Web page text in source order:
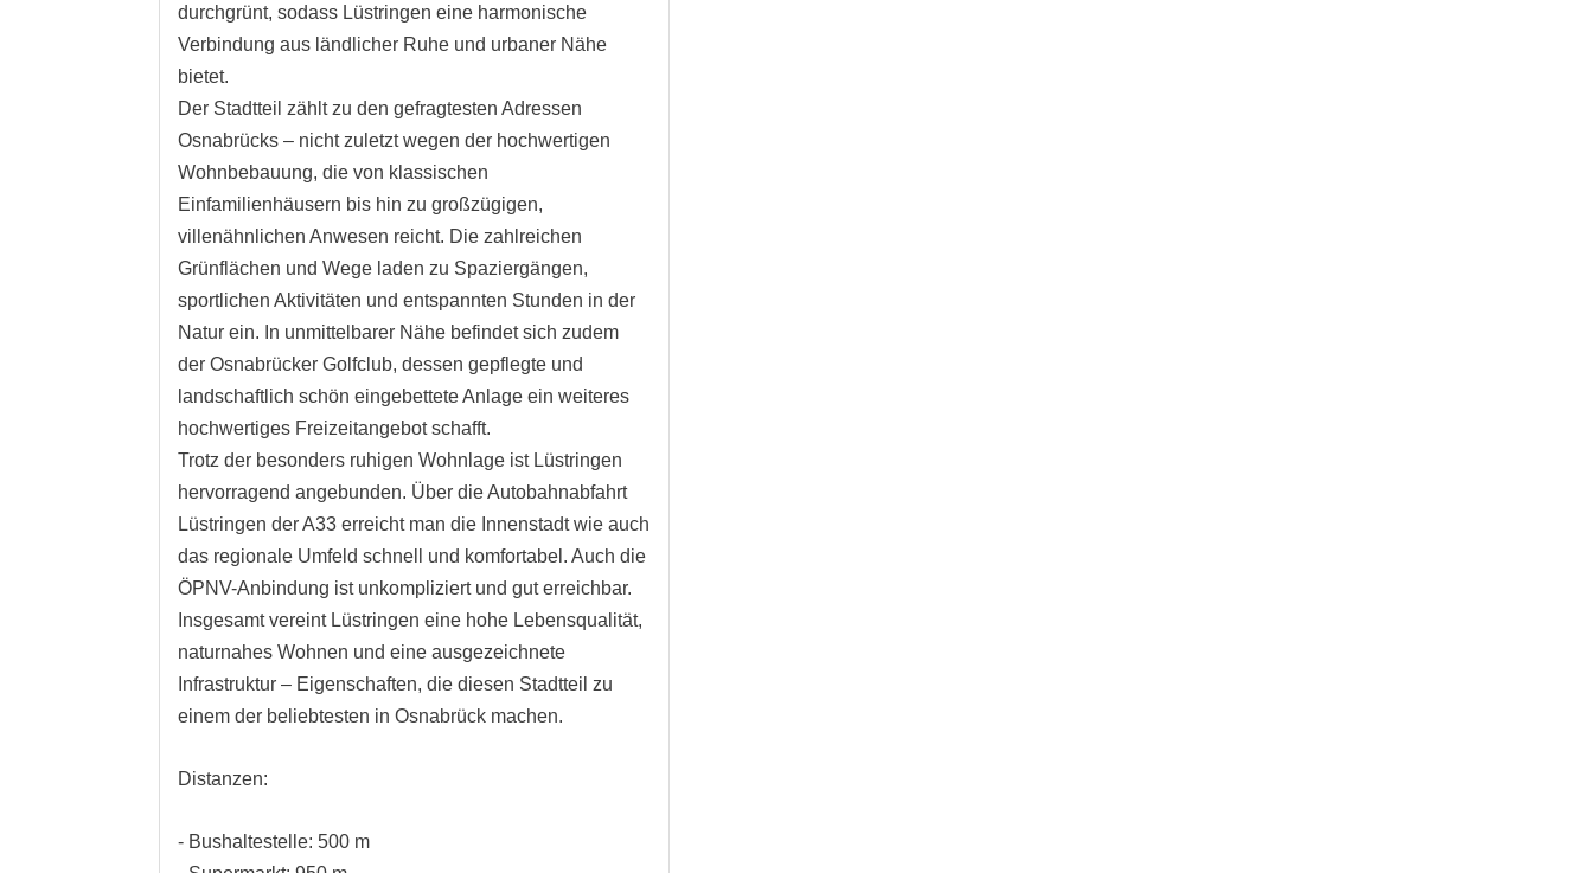
durchgrünt, sodass Lüstringen eine harmonische
Verbindung aus ländlicher Ruhe und urbaner Nähe
bietet.
Der Stadtteil zählt zu den gefragtesten Adressen
Osnabrücks – nicht zuletzt wegen der hochwertigen
Wohnbebauung, die von klassischen
Einfamilienhäusern bis hin zu großzügigen,
villenähnlichen Anwesen reicht. Die zahlreichen
Grünflächen und Wege laden zu Spaziergängen,
sportlichen Aktivitäten und entspannten Stunden in der
Natur ein. In unmittelbarer Nähe befindet sich zudem
der Osnabrücker Golfclub, dessen gepflegte und
landschaftlich schön eingebettete Anlage ein weiteres
hochwertiges Freizeitangebot schafft.
Trotz der besonders ruhigen Wohnlage ist Lüstringen
hervorragend angebunden. Über die Autobahnabfahrt
Lüstringen der A33 erreicht man die Innenstadt wie auch
das regionale Umfeld schnell und komfortabel. Auch die
ÖPNV-Anbindung ist unkompliziert und gut erreichbar.
Insgesamt vereint Lüstringen eine hohe Lebensqualität,
naturnahes Wohnen und eine ausgezeichnete
Infrastruktur – Eigenschaften, die diesen Stadtteil zu
einem der beliebtesten in Osnabrück machen.
Distanzen:
- Bushaltestelle: 500 m